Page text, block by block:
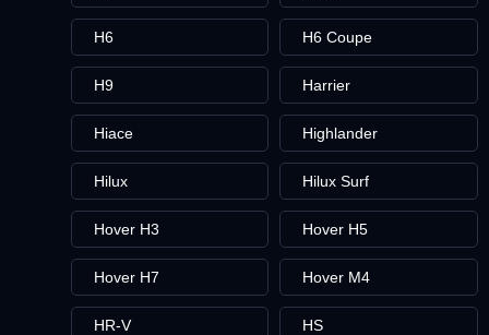
H6 H6 Coupe
H9 Harrier
Hiace Highlander
Hilux Hilux Surf
Hover H3 Hover H5
Hover H7 Hover M4
HR-V HS